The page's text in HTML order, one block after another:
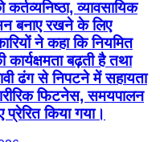
व्यावसायिक
बनाए रखने के लिए
ने कहा कि नियमित
बढ़ती है तथा
ढंग से निपटने में सहायता
फिटनेस, समयपालन
किया गया।